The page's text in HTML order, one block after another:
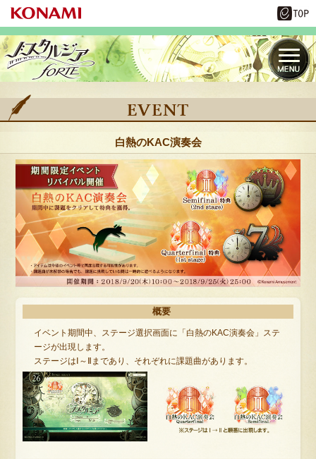
白熱のKAC演奏会
概要
イベント期間中、ステージ選択画面に「白熱のKAC演奏会」ステ
ージが出現します。
ステージはⅠ～Ⅱまであり、それぞれに課題曲があります。